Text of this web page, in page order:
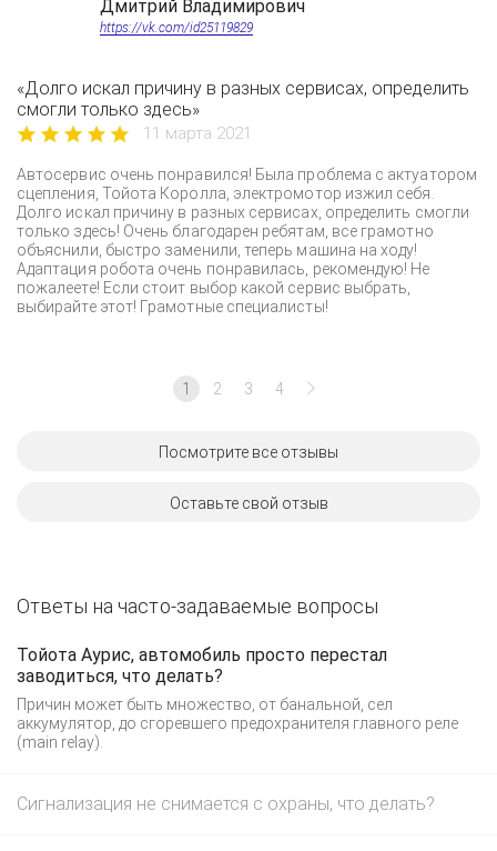
Дмитрий Владимирович
https://vk.com/id25119829
«Долго искал причину в разных сервисах, определить
смогли только здесь»
11 марта 2021
Автосервис очень понравился! Была проблема с актуатором
сцепления, Тойота Королла, электромотор изжил себя.
Долго искал причину в разных сервисах, определить смогли
только здесь! Очень благодарен ребятам, все грамотно
объяснили, быстро заменили, теперь машина на ходу!
Адаптация робота очень понравилась, рекомендую! Не
пожалеете! Если стоит выбор какой сервис выбрать,
выбирайте этот! Грамотные специалисты!
1 2 3 4
Посмотрите все отзывы
Оставьте свой отзыв
Ответы на часто-задаваемые вопросы
Тойота Аурис, автомобиль просто перестал
заводиться, что делать?
Причин может быть множество, от банальной, сел
аккумулятор, до сгоревшего предохранителя главного реле
(main relay).
Сигнализация не снимается с охраны, что делать?